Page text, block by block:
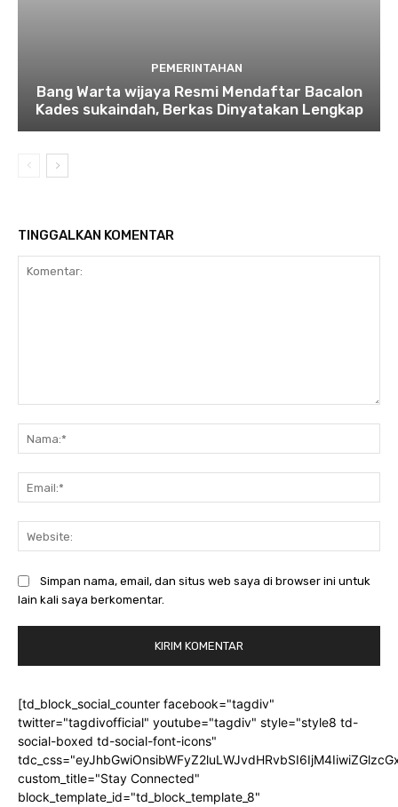
PEMERINTAHAN
Bang Warta wijaya Resmi Mendaftar Bacalon
Kades sukaindah, Berkas Dinyatakan Lengkap
TINGGALKAN KOMENTAR
Simpan nama, email, dan situs web saya di browser ini untuk
lain kali saya berkomentar.
[td_block_social_counter facebook="tagdiv"
twitter="tagdivofficial" youtube="tagdiv" style="style8 td-
social-boxed td-social-font-icons"
custom_title="Stay Connected"
block_template_id="td_block_template_8"